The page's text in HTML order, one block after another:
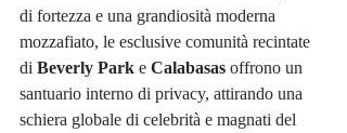
di fortezza e una grandiosità moderna
mozzafiato, le esclusive comunità recintate
di Beverly Park e Calabasas offrono un
santuario interno di privacy, attirando una
schiera globale di celebrità e magnati del